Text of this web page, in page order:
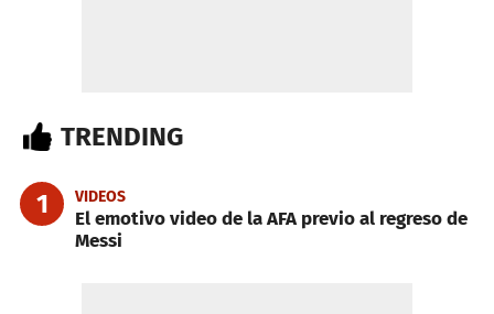
TRENDING
1 VIDEOS
El emotivo video de la AFA previo al regreso de
Messi